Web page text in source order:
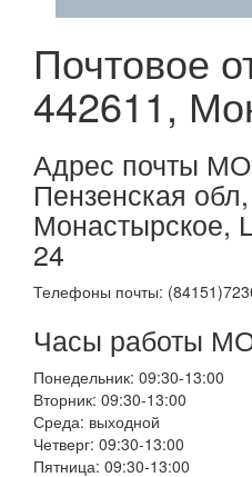
Почтовое
442611,
Адрес почты
Пензенская
Монастырское,
24
Телефоны почты:
Часы работы
Понедельник: 09:30-13:00
Вторник: 09:30-13:00
Среда: выходной
Четверг: 09:30-13:00
Пятница: 09:30-13:00